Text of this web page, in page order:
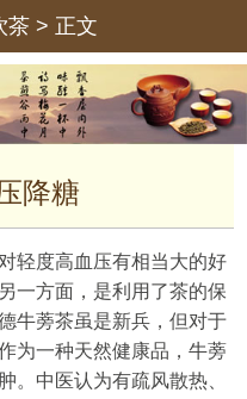
茶 > 正文
降糖
轻度高血压有相当大的好
一方面，是利用了茶的保
牛蒡茶虽是新兵，但对于
为一种天然健康品，牛蒡
。中医认为有疏风散热、